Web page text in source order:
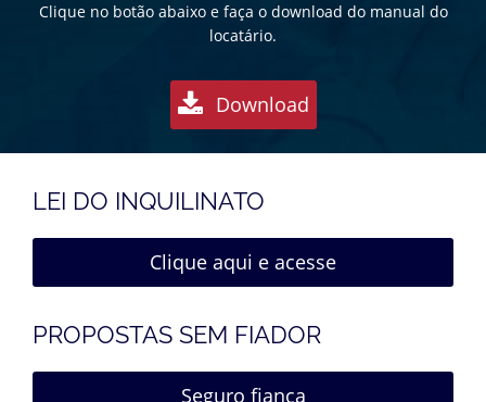
Clique no botão abaixo e faça o download do manual do
locatário.
Download
LEI DO INQUILINATO
Clique aqui e acesse
PROPOSTAS SEM FIADOR
Seguro fiança